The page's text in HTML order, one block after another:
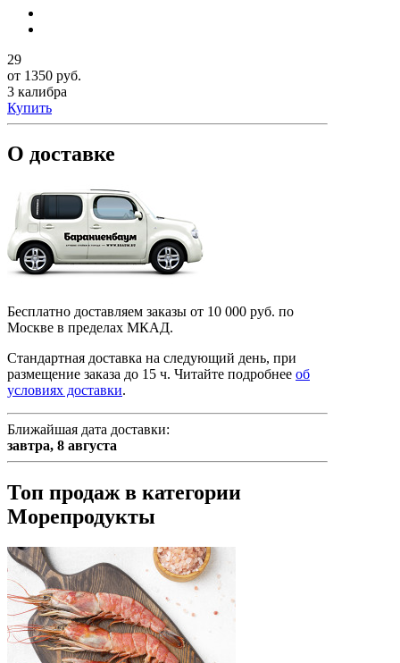
29
от 1350 руб.
3 калибра
Купить
О доставке
Бесплатно доставляем заказы от 10 000 руб. по
Москве в пределах МКАД.
Стандартная доставка на следующий день, при
размещение заказа до 15 ч. Читайте подробнее об
условиях доставки.
Ближайшая дата доставки:
завтра, 8 августа
Топ продаж в категории
Морепродукты